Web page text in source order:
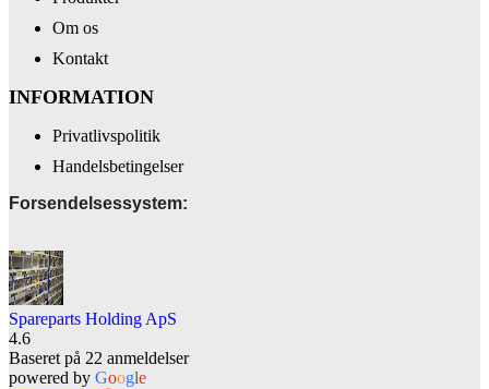
Om os
Kontakt
INFORMATION
Privatlivspolitik
Handelsbetingelser
Forsendelsessystem:
Spareparts Holding ApS
4.6
Baseret på 22 anmeldelser
powered by Google